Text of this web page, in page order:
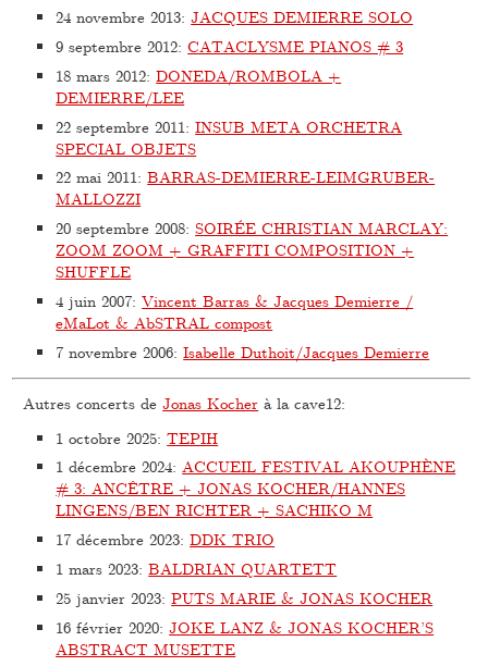
24 novembre 2013:JACQUES DEMIERRE SOLO
9 septembre 2012:CATACLYSME PIANOS # 3
18 mars 2012:DONEDA/ROMBOLA +
DEMIERRE/LEE
22 septembre 2011:INSUB META ORCHETRA
SPECIAL OBJETS
22 mai 2011:BARRAS-DEMIERRE-LEIMGRUBER-
MALLOZZI
20 septembre 2008:SOIRÉE CHRISTIAN MARCLAY:
ZOOM ZOOM + GRAFFITI COMPOSITION +
SHUFFLE
4 juin 2007:Vincent Barras & Jacques Demierre /
eMaLot & AbSTRAL compost
7 novembre 2006:Isabelle Duthoit/Jacques Demierre
Autres concerts deJonas Kocher à la cave12:
1 octobre 2025:TEPIH
1 décembre 2024:ACCUEIL FESTIVAL AKOUPHÈNE
# 3: ANCÊTRE + JONAS KOCHER/HANNES
LINGENS/BEN RICHTER + SACHIKO M
17 décembre 2023:DDK TRIO
1 mars 2023:BALDRIAN QUARTETT
25 janvier 2023:PUTS MARIE & JONAS KOCHER
16 février 2020:JOKE LANZ & JONAS KOCHER’S
ABSTRACT MUSETTE